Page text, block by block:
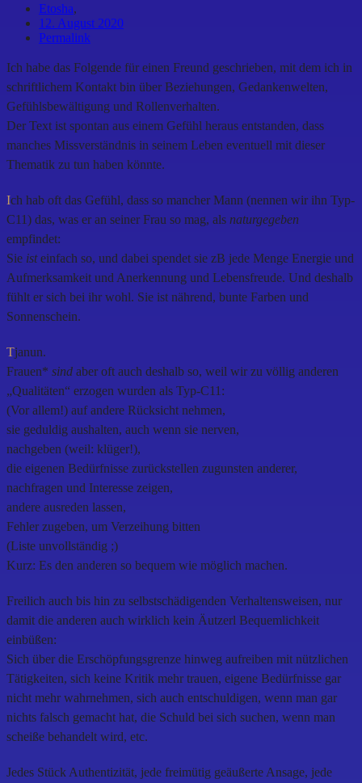
Etosha,
12. August 2020
Permalink
Ich habe das Folgende für einen Freund geschrieben, mit dem ich in
schriftlichem Kontakt bin über Beziehungen, Gedankenwelten,
Gefühlsbewältigung und Rollenverhalten.
Der Text ist spontan aus einem Gefühl heraus entstanden, dass
manches Missverständnis in seinem Leben eventuell mit dieser
Thematik zu tun haben könnte.
Ich hab oft das Gefühl, dass so mancher Mann (nennen wir ihn Typ-
C11) das, was er an seiner Frau so mag, als naturgegeben
empfindet:
Sie isteinfach so, und dabei spendet sie zB jede Menge Energie und
Aufmerksamkeit und Anerkennung und Lebensfreude. Und deshalb
fühlt er sich bei ihr wohl. Sie ist nährend, bunte Farben und
Sonnenschein.
Tjanun.
Frauen* sind aber oft auch deshalb so, weil wir zu völlig anderen
„Qualitäten“ erzogen wurden als Typ-C11:
(Vor allem!) auf andere Rücksicht nehmen,
sie geduldig aushalten, auch wenn sie nerven,
nachgeben (weil: klüger!),
die eigenen Bedürfnisse zurückstellen zugunsten anderer,
nachfragen und Interesse zeigen,
andere ausreden lassen,
Fehler zugeben, um Verzeihung bitten
(Liste unvollständig ;)
Kurz: Es den anderen so bequem wie möglich machen.
Freilich auch bis hin zu selbstschädigenden Verhaltensweisen, nur
damit die anderen auch wirklich kein Äutzerl Bequemlichkeit
einbüßen:
Sich über die Erschöpfungsgrenze hinweg aufreiben mit nützlichen
Tätigkeiten, sich keine Kritik mehr trauen, eigene Bedürfnisse gar
nicht mehr wahrnehmen, sich auch entschuldigen, wenn man gar
nichts falsch gemacht hat, die Schuld bei sich suchen, wenn man
scheiße behandelt wird, etc.
Jedes Stück Authentizität, jede freimütig geäußerte Ansage, jede